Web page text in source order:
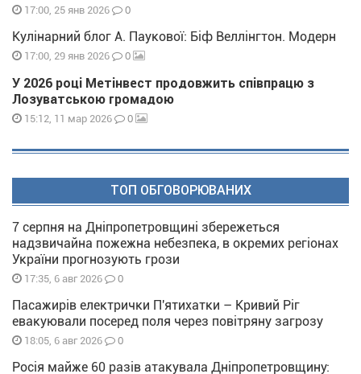
17:00, 25 янв 2026 0
Кулінарний блог А. Паукової: Біф Веллінгтон. Модерн
17:00, 29 янв 2026 0
У 2026 році Метінвест продовжить співпрацю з
Лозуватською громадою
15:12, 11 мар 2026 0
ТОП ОБГОВОРЮВАНИХ
7 серпня на Дніпропетровщині збережеться
надзвичайна пожежна небезпека, в окремих регіонах
України прогнозують грози
17:35, 6 авг 2026 0
Пасажирів електрички П'ятихатки – Кривий Ріг
евакуювали посеред поля через повітряну загрозу
18:05, 6 авг 2026 0
Росія майже 60 разів атакувала Дніпропетровщину: